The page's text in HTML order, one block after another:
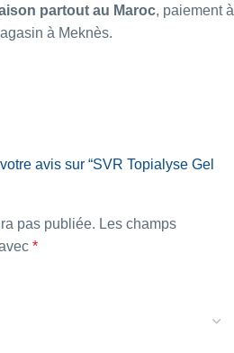
partout au Maroc, paiement à
à Meknès.
avis sur “SVR Topialyse Gel
pas publiée. Les champs
*